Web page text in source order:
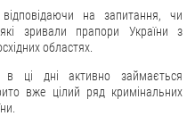
на запитання, чи
зривали прапори України з
областях.
в ці дні активно займається
вже цілий ряд кримінальних